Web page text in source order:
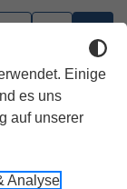
Einige
es uns
auf unserer
Analyse